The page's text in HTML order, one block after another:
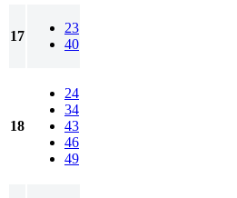
17
23
40
18
24
34
43
46
49